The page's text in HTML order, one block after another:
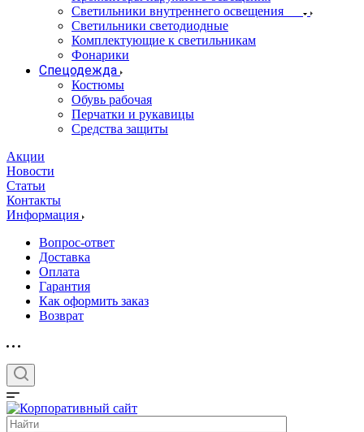
Светильники внутреннего освещения
Светильники светодиодные
Комплектующие к светильникам
Фонарики
Спецодежда
Костюмы
Обувь рабочая
Перчатки и рукавицы
Средства защиты
Акции
Новости
Статьи
Контакты
Информация
Вопрос-ответ
Доставка
Оплата
Гарантия
Как оформить заказ
Возврат